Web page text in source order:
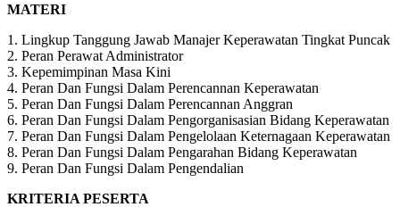
MATERI
1. Lingkup Tanggung Jawab Manajer Keperawatan Tingkat Puncak
2. Peran Perawat Administrator
3. Kepemimpinan Masa Kini
4. Peran Dan Fungsi Dalam Perencannan Keperawatan
5. Peran Dan Fungsi Dalam Perencannan Anggran
6. Peran Dan Fungsi Dalam Pengorganisasian Bidang Keperawatan
7. Peran Dan Fungsi Dalam Pengelolaan Keternagaan Keperawatan
8. Peran Dan Fungsi Dalam Pengarahan Bidang Keperawatan
9. Peran Dan Fungsi Dalam Pengendalian
KRITERIA PESERTA